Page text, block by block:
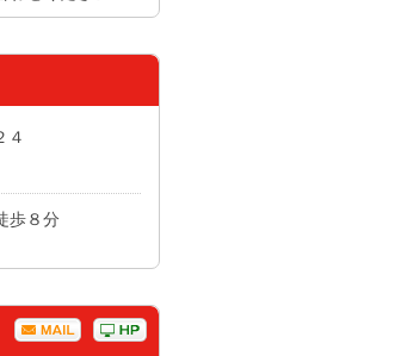
４
歩８分